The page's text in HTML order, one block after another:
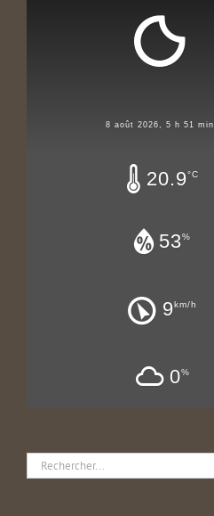
8 août 2026, 5 h 51 min
20.9°C
53%
9km/h
0%
Rechercher: